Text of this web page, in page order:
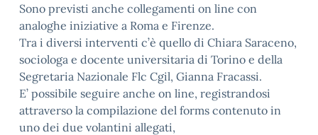
Sono previsti anche collegamenti on line con
analoghe iniziative a Roma e Firenze.
Tra i diversi interventi c’è quello di Chiara Saraceno,
sociologa e docente universitaria di Torino e della
Segretaria Nazionale Flc Cgil, Gianna Fracassi.
E’ possibile seguire anche on line, registrandosi
attraverso la compilazione del forms contenuto in
uno dei due volantini allegati,